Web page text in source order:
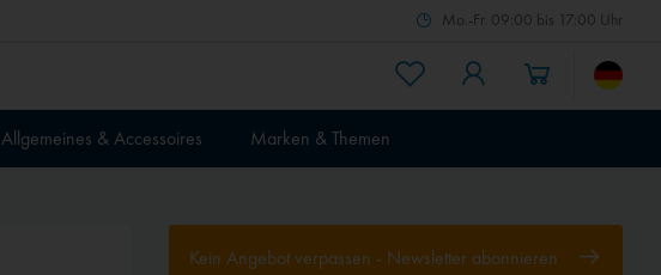
Mo.-Fr. 09:00 bis 17:00 Uhr
Allgemeines & Accessoires Marken & Themen
Kein Angebot verpassen - Newsletter abonnieren